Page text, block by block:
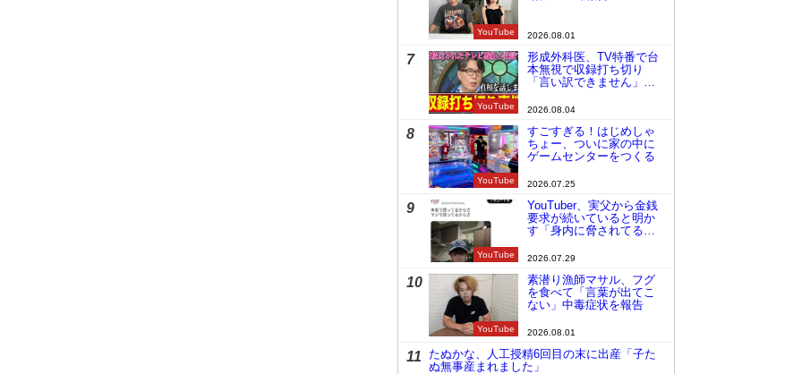
YouTube 2026.08.01
7
YouTube
形成外科医、TV特番で台
本無視で収録打ち切り
「言い訳できません」と
2026.08.04
8
YouTube
すごすぎる！はじめしゃ
ちょー、ついに家の中に
ゲームセンターをつくる
2026.07.25
9
YouTube
YouTuber、実父から金銭
要求が続いていると明か
す「身内に脅されてる
2026.07.29
10
YouTube
素潜り漁師マサル、フグ
を食べて「言葉が出てこ
ない」中毒症状を報告
2026.08.01
11
たぬかな、人工授精6回目の末に出産「子た
ぬ無事産まれました」